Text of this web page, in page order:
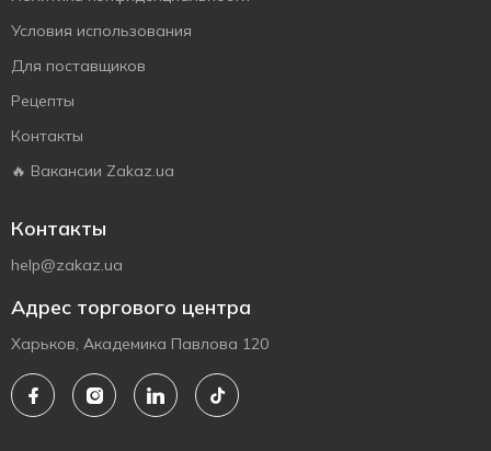
Условия использования
Для поставщиков
Рецепты
Контакты
🔥 Вакансии Zakaz.ua
Контакты
help@zakaz.ua
Адрес торгового центра
Харьков, Академика Павлова 120